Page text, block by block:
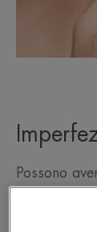
Possono
ambientali.